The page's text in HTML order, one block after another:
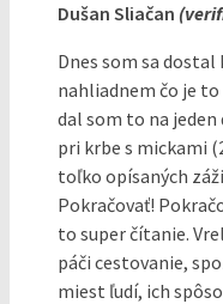
Dušan Sliačan
Dnes som sa
nahliadnem čo je to
dal som to na
pri krbe s mickami
toľko opísaných
Pokračovať!
to super čítanie.
páči cestovanie,
miest ľudí, ich